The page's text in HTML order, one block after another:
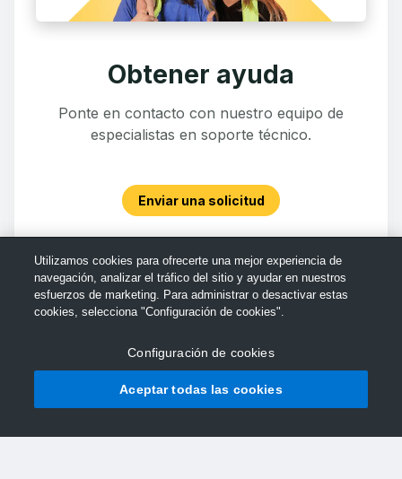
Obtener ayuda
Ponte en contacto con nuestro equipo de
especialistas en soporte técnico.
Enviar una solicitud
Utilizamos cookies para ofrecerte una mejor experiencia de
navegación, analizar el tráfico del sitio y ayudar en nuestros
esfuerzos de marketing. Para administrar o desactivar estas
cookies, selecciona "Configuración de cookies".
Configuración de cookies
Aceptar todas las cookies